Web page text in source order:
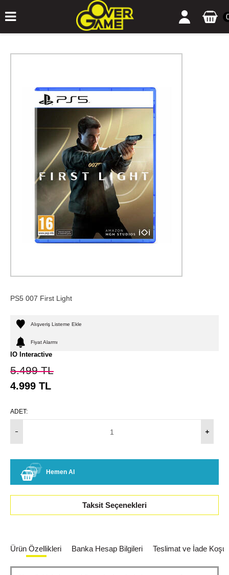
PS5 007 First Light
Alışveriş Listeme Ekle
Fiyat Alarmı
IO Interactive
5.499TL
4.999 TL
ADET:
Hemen Al
Taksit Seçenekleri
Ürün Özellikleri Banka Hesap Bilgileri Teslimat ve İade